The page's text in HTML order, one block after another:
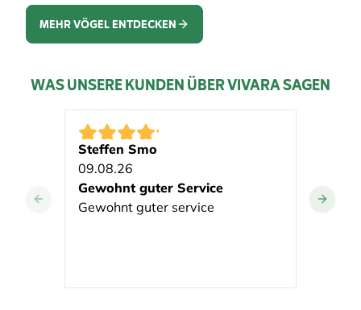
MEHR VÖGEL ENTDECKEN
WAS UNSERE KUNDEN ÜBER VIVARA SAGEN
Steffen Smo
09.08.26
Gewohnt guter Service
Gewohnt guter service